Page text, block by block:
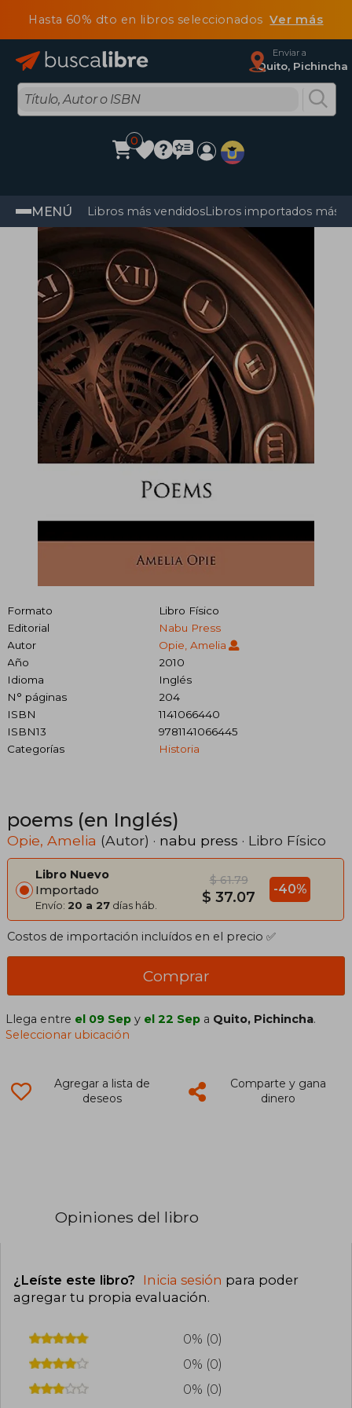
Hasta 60% dto en libros seleccionadosVer más
Enviar a
Quito, Pichincha
0
MENÚ Libros más vendidosLibros importados más
Formato
Libro Físico
Editorial
Nabu Press
Autor
Opie, Amelia
Año
2010
Idioma
Inglés
N° páginas
204
ISBN
1141066440
ISBN13
9781141066445
Categorías
Historia
poems (en Inglés)
Opie, Amelia (Autor) · nabu press · Libro Físico
Libro Nuevo
Importado
Envío: 20 a 27 días háb.
$ 61.79
$ 37.07 -40%
Costos de importación incluídos en el precio ✅
Comprar
Llega entre el 09 Sep y el 22 Sep a Quito, Pichincha.
Seleccionar ubicación
Agregar a lista de
deseos
Comparte y gana
dinero
Opiniones del libro
¿Leíste este libro? Inicia sesión para poder
agregar tu propia evaluación.
0% (0)
0% (0)
0% (0)